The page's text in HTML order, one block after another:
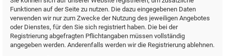
Funktionen auf der Seite zu nutzen. Die dazu eingegebenen Daten
verwenden wir nur zum Zwecke der Nutzung des jeweiligen Angebotes
oder Dienstes, für den Sie sich registriert haben. Die bei der
Registrierung abgefragten Pflichtangaben müssen vollständig
angegeben werden. Anderenfalls werden wir die Registrierung ablehnen.